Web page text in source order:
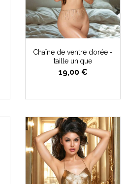
Chaîne de ventre dorée -
taille unique
19,00 €